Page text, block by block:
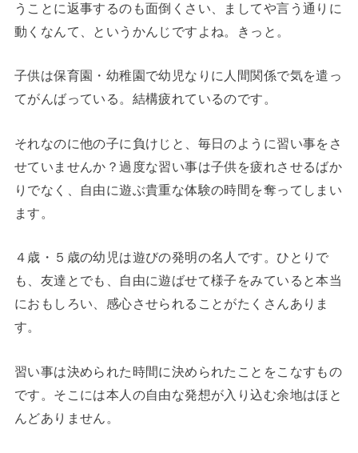
うことに返事するのも面倒くさい、ましてや言う通りに
動くなんて、というかんじですよね。きっと。
子供は保育園・幼稚園で幼児なりに人間関係で気を遣っ
てがんばっている。結構疲れているのです。
それなのに他の子に負けじと、毎日のように習い事をさ
せていませんか？過度な習い事は子供を疲れさせるばか
りでなく、自由に遊ぶ貴重な体験の時間を奪ってしまい
ます。
４歳・５歳の幼児は遊びの発明の名人です。ひとりで
も、友達とでも、自由に遊ばせて様子をみていると本当
におもしろい、感心させられることがたくさんありま
す。
習い事は決められた時間に決められたことをこなすもの
です。そこには本人の自由な発想が入り込む余地はほと
んどありません。